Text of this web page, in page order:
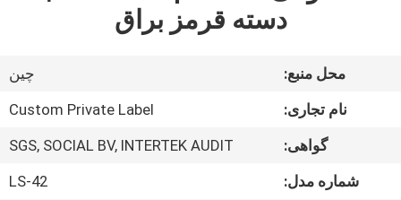
درباره
دسته قرمز براق
محل منبع:
چین
نام تجاری:
Custom Private Label
گواهی:
SGS, SOCIAL BV, INTERTEK AUDIT
شماره مدل:
LS-42